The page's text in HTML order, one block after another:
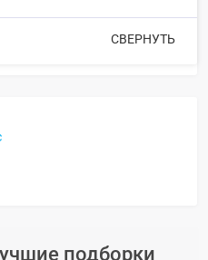
СВЕРНУТЬ
подборки